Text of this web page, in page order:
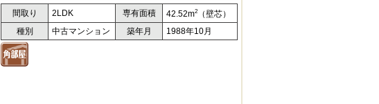
間取り 2LDK 専有面積 42.52m2
（壁芯）
種別
中古マンション 築年月 1988年10月